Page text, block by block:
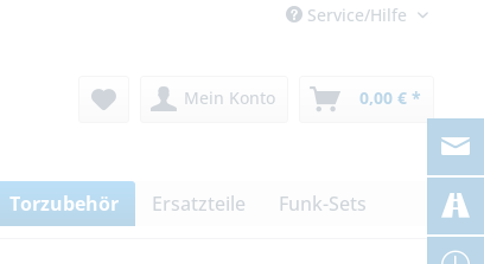
Service/Hilfe
Mein Konto 0,00 € *
Torzubehör Ersatzteile Funk-Sets